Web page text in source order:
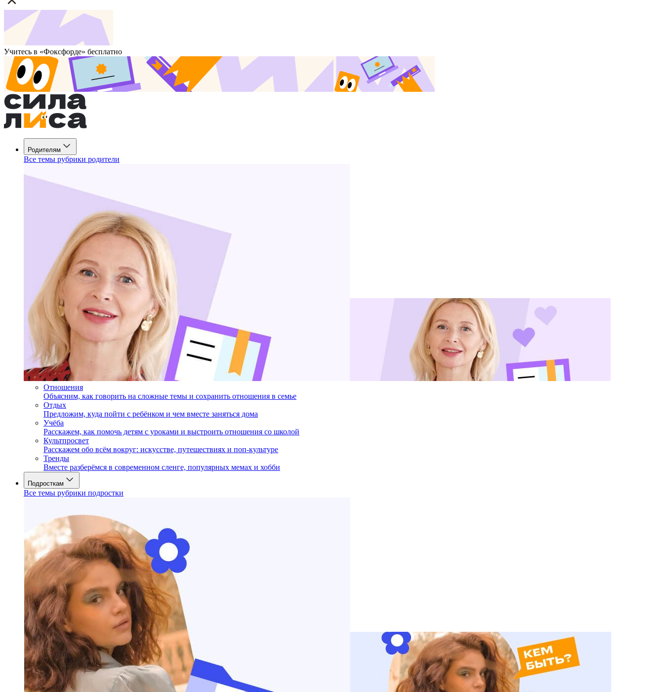
Учитесь в «Фоксфорде» бесплатно
Родителям
Все темы рубрики родители
Отношения
Объясним, как говорить на сложные темы и сохранить отношения в семье
Отдых
Предложим, куда пойти с ребёнком и чем вместе заняться дома
Учёба
Расскажем, как помочь детям с уроками и выстроить отношения со школой
Культпросвет
Расскажем обо всём вокруг: искусстве, путешествиях и поп-культуре
Тренды
Вместе разберёмся в современном сленге, популярных мемах и хобби
Подросткам
Все темы рубрики подростки